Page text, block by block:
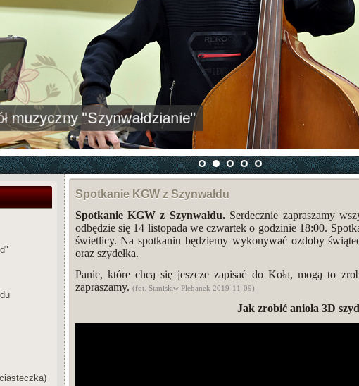
muzyczny "Szynwałdzianie"
Spotkanie KGW z Szynwałdu
Spotkanie KGW z Szynwałdu.Serdecznie zapraszamy
odbędzie się 14 listopada we czwartek o godzinie 18:00.
świetlicy. Na spotkaniu będziemy wykonywać ozdoby
oraz szydełka.
Panie, które chcą się jeszcze zapisać do Koła, mogą to
zapraszamy. (fot. Stanisław Plebanek 2019-11-09)
Jak zrobić anioła 3D